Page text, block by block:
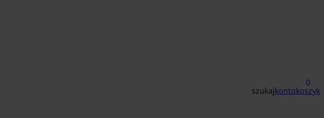
szukajkonto
0
koszyk